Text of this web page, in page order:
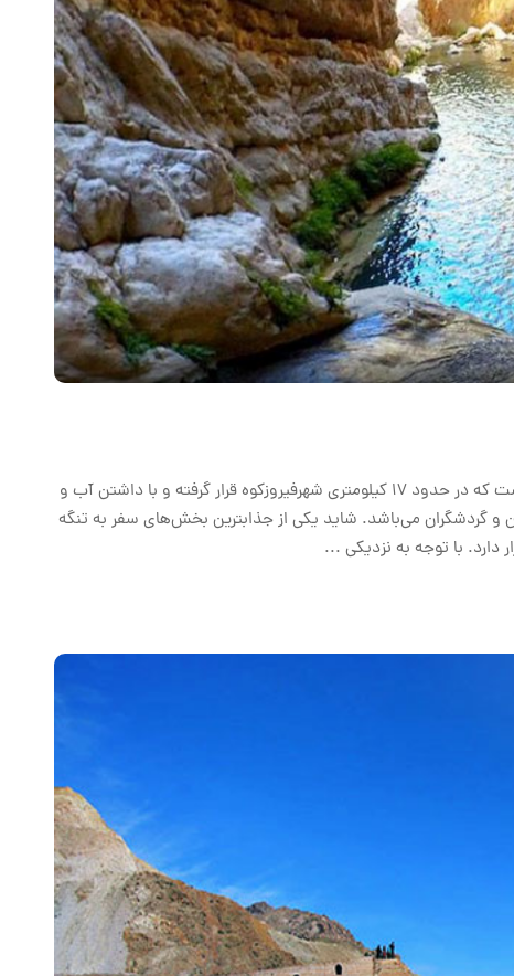
تنگه واشی یا تنگه ساواشی مکانی با جاذبه‌های گردشگری است که در حدود 17 کیلومتری شهرفیروزکوه قرار گرفته و با داشتن آب و
و گردشگران می‌باشد. شاید یکی از جذابترین بخش‌های سفر به تنگه
با توجه به نزدیکی ...